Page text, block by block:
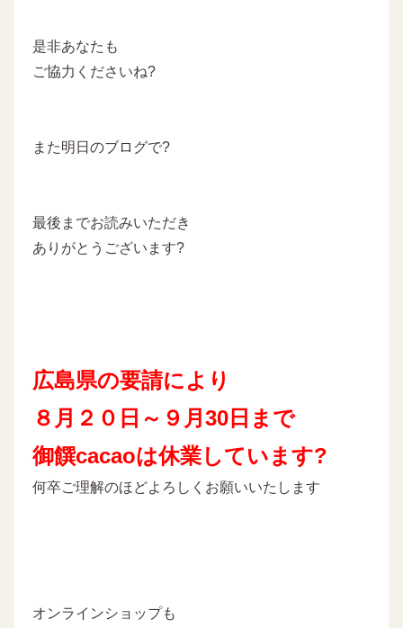
是非あなたも
ご協力くださいね?
また明日のブログで?
最後までお読みいただき
ありがとうございます?
広島県の要請により
８月２０日～９月30 日まで
御饌cacaoは休業しています?
何卒ご理解のほどよろしくお願いいたします
オンラインショップも